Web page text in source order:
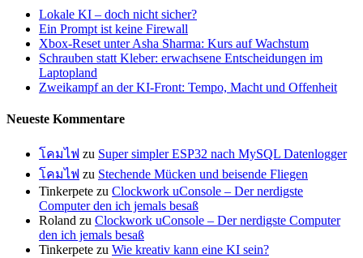
Lokale KI – doch nicht sicher?
Ein Prompt ist keine Firewall
Xbox-Reset unter Asha Sharma: Kurs auf Wachstum
Schrauben statt Kleber: erwachsene Entscheidungen im
Laptopland
Zweikampf an der KI-Front: Tempo, Macht und Offenheit
Neueste Kommentare
โคมไฟ zu Super simpler ESP32 nach MySQL Datenlogger
โคมไฟ zu Stechende Mücken und beisende Fliegen
Tinkerpete zu Clockwork uConsole – Der nerdigste
Computer den ich jemals besaß
Roland zu Clockwork uConsole – Der nerdigste Computer
den ich jemals besaß
Tinkerpete zu Wie kreativ kann eine KI sein?